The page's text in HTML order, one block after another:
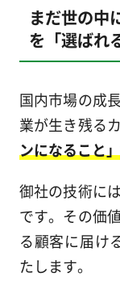
まだ世の中
を「選ばれ
国内市場の成
業が生き残るカ
ンになること」
御社の技術に
です。その価
る顧客に届け
たします。